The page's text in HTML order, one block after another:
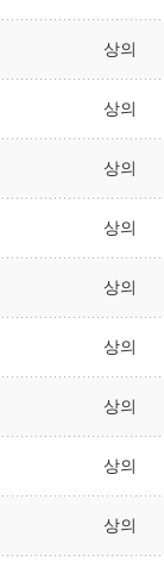
상의
상의
상의
상의
상의
상의
상의
상의
상의